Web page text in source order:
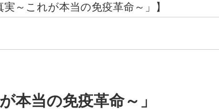
～これが本当の免疫革命～」】
本当の免疫革命～」